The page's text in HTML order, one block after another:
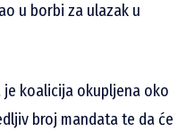
u borbi za ulazak u
koalicija okupljena oko
broj mandata te da će